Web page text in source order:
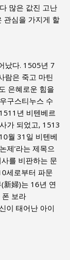
많은 값진 고난
관심을 가지게 할
났다. 1505년 7
람은 죽고 마틴
은혜로운 힘을
구스티누스 수
년 비텐베르
가 되었고, 1513
월 31일 비텐베
제’라는 제목으
를 비판하는 문
세로부터 파문
新婦)는 16년 연
보라
이 태어난 아이